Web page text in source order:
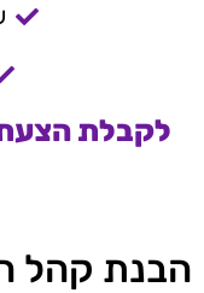
לקבלת
הבנת קהל